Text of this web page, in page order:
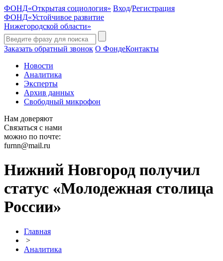
ФОНД«Открытая социология» Вход/Регистрация
ФОНД«Устойчивое развитие
Нижегородской области»
Заказать обратный звонок О ФондеКонтакты
Новости
Аналитика
Эксперты
Архив данных
Свободный микрофон
Нам доверяют
Связаться с нами
можно по почте:
furnn@mail.ru
Нижний Новгород получил
статус «Молодежная столица
России»
Главная
>
Аналитика